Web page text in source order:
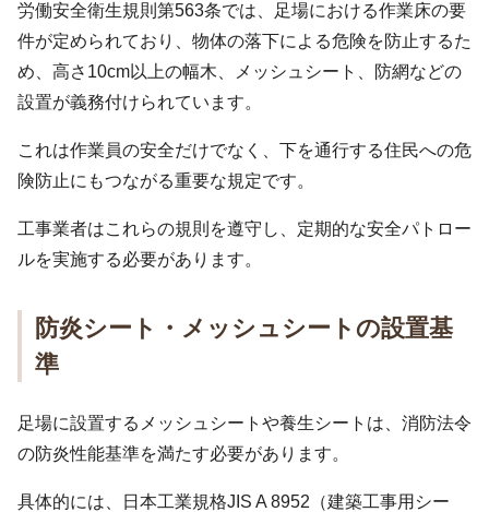
労働安全衛生規則第563条では、足場における作業床の要
件が定められており、物体の落下による危険を防止するた
め、高さ10cm以上の幅木、メッシュシート、防網などの
設置が義務付けられています。
これは作業員の安全だけでなく、下を通行する住民への危
険防止にもつながる重要な規定です。
工事業者はこれらの規則を遵守し、定期的な安全パトロー
ルを実施する必要があります。
防炎シート・メッシュシートの設置基
準
足場に設置するメッシュシートや養生シートは、消防法令
の防炎性能基準を満たす必要があります。
具体的には、日本工業規格JIS A 8952（建築工事用シー